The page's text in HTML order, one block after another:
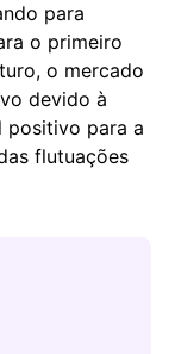
para
o primeiro
o mercado
devido à
positivo para a
flutuações